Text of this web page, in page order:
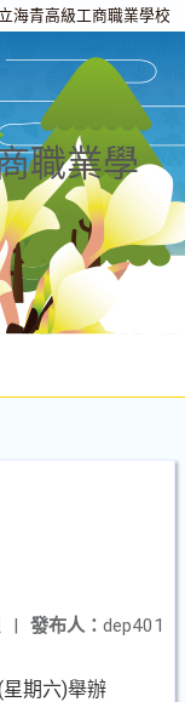
海青高級工商職業學校
職業學
發布人： dep401
|
期六)舉辦